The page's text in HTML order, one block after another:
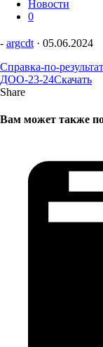
Новости
0
- argcdt · 05.06.2024
Справка-по-
ДОО-23-24Скачать
Share
Вам может также